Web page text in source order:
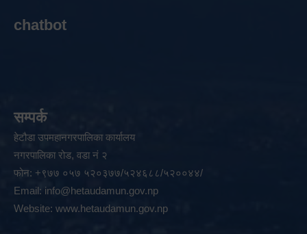
chatbot
सम्पर्क
हेटौडा उपमहानगरपालिका कार्यालय
नगरपालिका रोड, वडा नं २
फोन: +९७७ ०५७ ५२०३७७/५२४६८८/५२००४४/
Email: info@hetaudamun.gov.np
Website: www.hetaudamun.gov.np